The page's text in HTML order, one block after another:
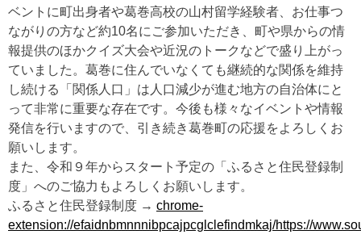
ベントに町出身者や葛巻高校の山村留学経験者、お仕事つ
ながりの方など約10名にご参加いただき、町や県からの情
報提供のほかクイズ大会や近況のトークなどで盛り上がっ
ていました。葛巻に住んでいなくても継続的な関係を維持
し続ける「関係人口」は人口減少が進む地方の自治体にと
って非常に重要な存在です。今後も様々なイベントや情報
発信を行いますので、引き続き葛巻町の応援をよろしくお
願いします。
また、令和９年からスタート予定の「ふるさと住民登録制
度」へのご協力もよろしくお願いします。
ふるさと住民登録制度 → chrome-
extension://efaidnbmnnnibpcajpcglclefindmkaj/https://